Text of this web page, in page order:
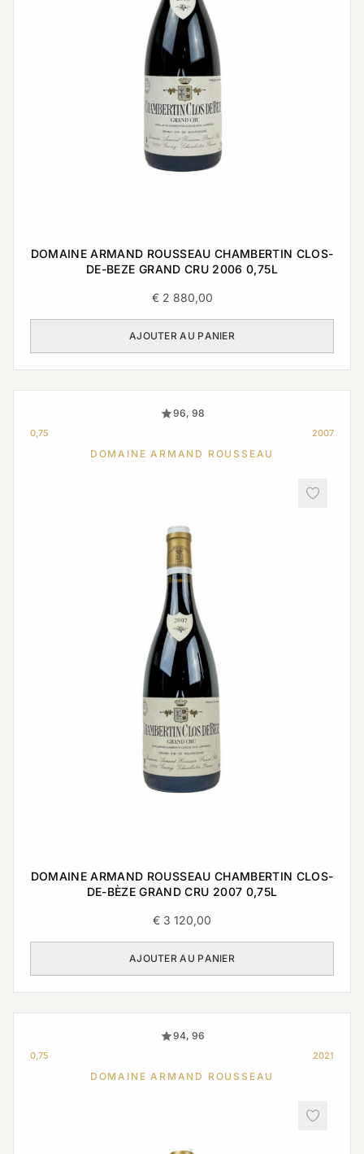
DOMAINE ARMAND ROUSSEAU CHAMBERTIN CLOS-
DE-BEZE GRAND CRU 2006 0,75L
€2 880,00
AJOUTER AU PANIER
96, 98
0,75 2007
DOMAINE ARMAND ROUSSEAU
DOMAINE ARMAND ROUSSEAU CHAMBERTIN CLOS-
DE-BÈZE GRAND CRU 2007 0,75L
€ 3 120,00
AJOUTER AU PANIER
94, 96
0,75 2021
DOMAINE ARMAND ROUSSEAU